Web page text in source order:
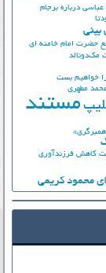
درباره برجام
بینی
حضرت امام خامنه ای
مک‌دونالد
را خواهیم بست
مطهری
مستند
کاهش فرزندآوری
محمود کریمی